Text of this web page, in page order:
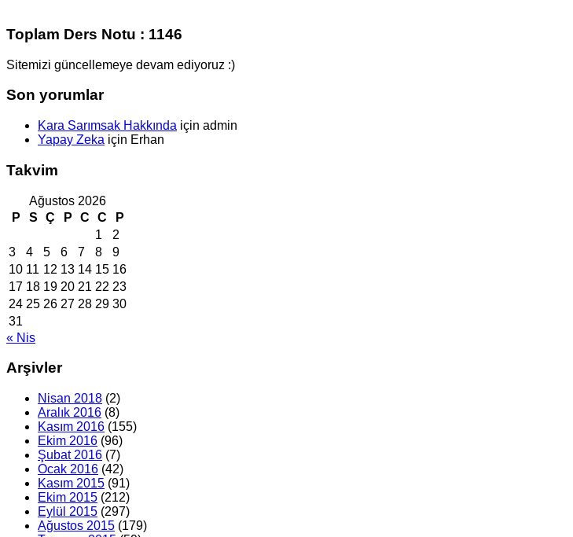
Toplam Ders Notu : 1146
Sitemizi güncellemeye devam ediyoruz :)
Son yorumlar
Kara Sarımsak Hakkında için admin
Yapay Zeka için Erhan
Takvim
Ağustos 2026
P
S Ç P C C
P
1
2
3
4 5 6 7 8
9
10 11 12 13 14 15 16
17 18 19 20 21 22 23
24 25 26 27 28 29 30
31
« Nis
Arşivler
Nisan 2018 (2)
Aralık 2016 (8)
Kasım 2016 (155)
Ekim 2016 (96)
Şubat 2016 (7)
Ocak 2016 (42)
Kasım 2015 (91)
Ekim 2015 (212)
Eylül 2015 (297)
Ağustos 2015 (179)